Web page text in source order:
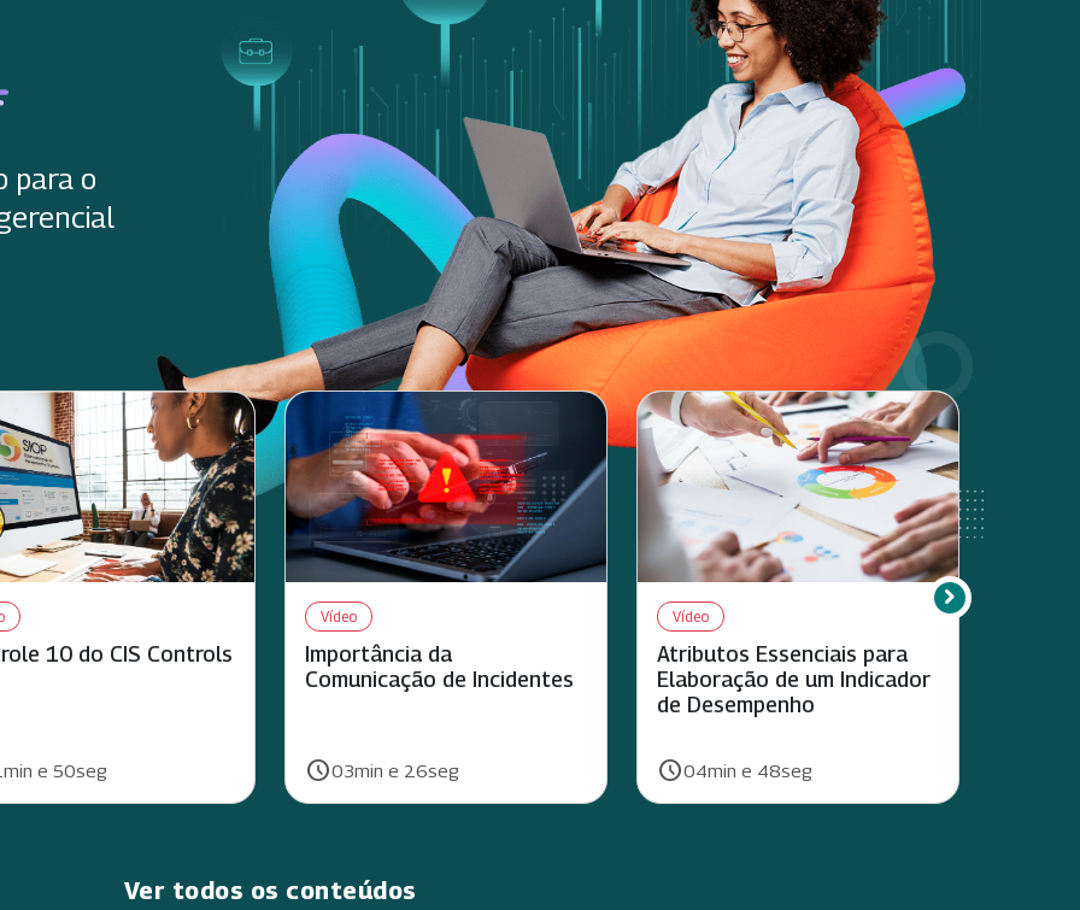
para o
10 do CIS Controls
e 50seg
Vídeo
Importância da
Comunicação de Incidentes
Duração:
schedule03min e 26seg
Vídeo
Atributos Essenciais para
Elaboração de um Indicador
de Desempenho
Duração:
schedule04min e 48seg
Rolar para
chevron_right
Ver todos os conteúdos